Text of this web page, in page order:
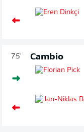
75' Cambio